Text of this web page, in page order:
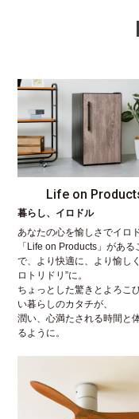
Life on
暮らし、イロドル
あなたの心を愉しさでイロド
「Life on Products」がある
で、より快適に、より愉し
ロトリドリ”に。
ちょっとした驚きとよろこ
い暮らしのカタチが、
潤い、心満たされる時間と
るように。